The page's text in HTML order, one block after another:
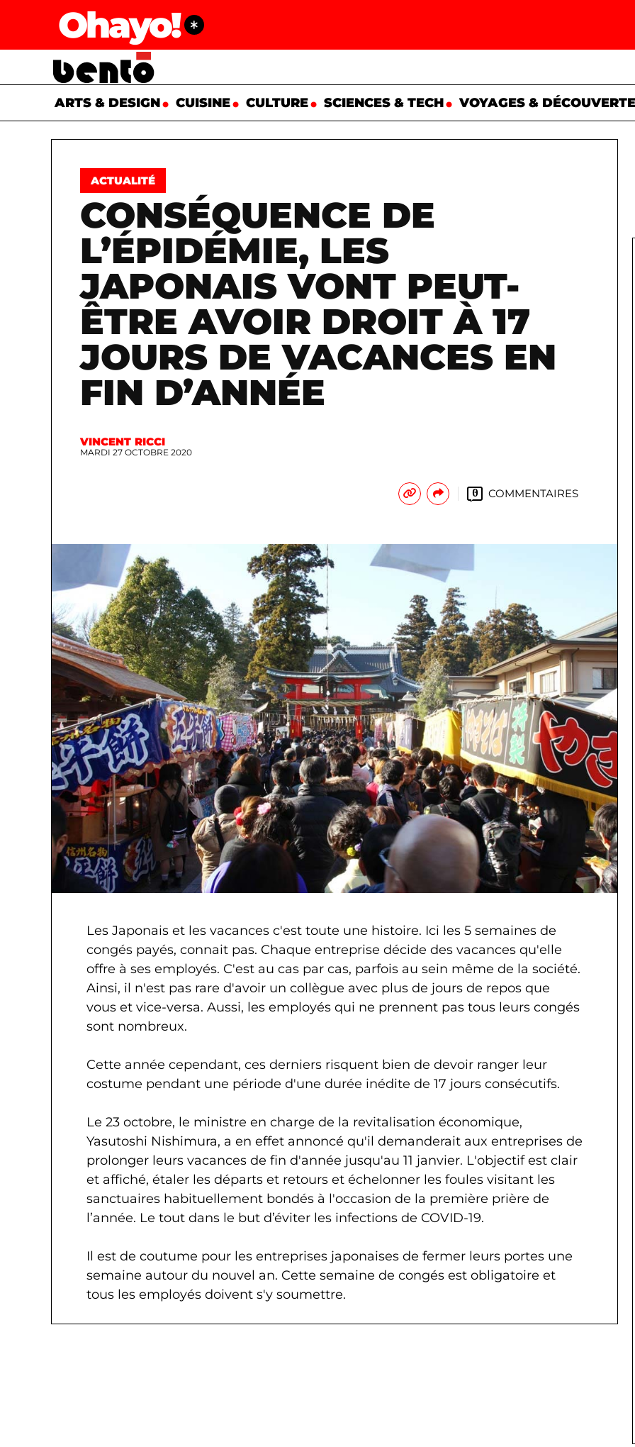
Ohayo!
ARTS & DESIGN CUISINE CULTURE SCIENCES & TECH VOYAGES &
ACTUALITÉ
CONSÉQUENCE DE
L’ÉPIDÉMIE, LES
JAPONAIS VONT PEUT-
ÊTRE AVOIR DROIT À 17
JOURS DE VACANCES EN
FIN D’ANNÉE
VINCENT RICCI
MARDI 27 OCTOBRE 2020
0 COMMENTAIRES
Les Japonais et les vacances c'est toute une histoire. Ici les 5 semaines de
congés payés, connait pas. Chaque entreprise décide des vacances qu'elle
offre à ses employés. C'est au cas par cas, parfois au sein même de la société.
Ainsi, il n'est pas rare d'avoir un collègue avec plus de jours de repos que
vous et vice-versa. Aussi, les employés qui ne prennent pas tous leurs congés
sont nombreux.
Cette année cependant, ces derniers risquent bien de devoir ranger leur
costume pendant une période d'une durée inédite de 17 jours consécutifs.
Le 23 octobre, le ministre en charge de la revitalisation économique,
Yasutoshi Nishimura, a en effet annoncé qu'il demanderait aux entreprises de
prolonger leurs vacances de fin d'année jusqu'au 11 janvier. L'objectif est clair
et affiché, étaler les départs et retours et échelonner les foules visitant les
sanctuaires habituellement bondés à l'occasion de la première prière de
l’année. Le tout dans le but d’éviter les infections de COVID-19.
Il est de coutume pour les entreprises japonaises de fermer leurs portes une
semaine autour du nouvel an. Cette semaine de congés est obligatoire et
tous les employés doivent s'y soumettre.